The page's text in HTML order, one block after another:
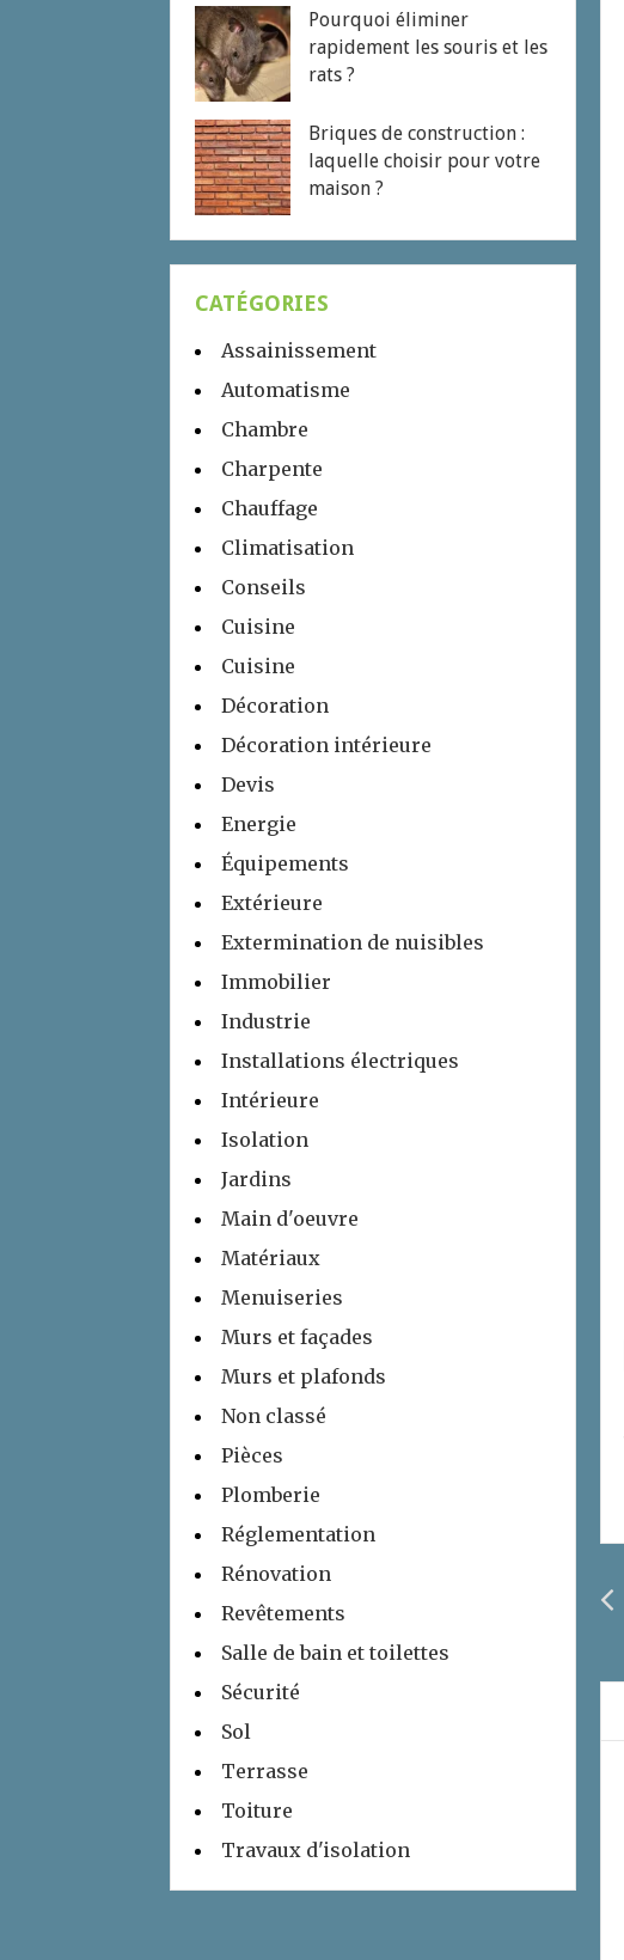
Pourquoi éliminer
rapidement les souris et les
rats ?
Briques de construction :
laquelle choisir pour votre
maison ?
CATÉGORIES
Assainissement
Automatisme
Chambre
Charpente
Chauffage
Climatisation
Conseils
Cuisine
Cuisine
Décoration
Décoration intérieure
Devis
Energie
Équipements
Extérieure
Extermination de nuisibles
Immobilier
Industrie
Installations électriques
Intérieure
Isolation
Jardins
Main d'oeuvre
Matériaux
Menuiseries
Murs et façades
Murs et plafonds
Non classé
Pièces
Plomberie
Réglementation
Rénovation
Revêtements
Salle de bain et toilettes
Sécurité
Sol
Terrasse
Toiture
Travaux d'isolation